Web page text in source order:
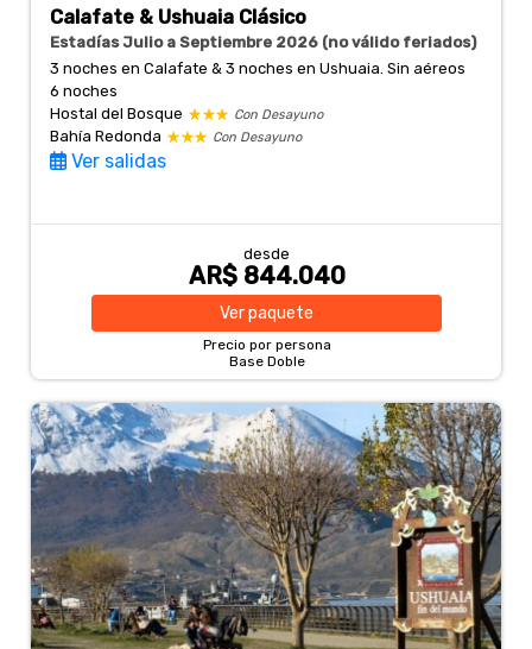
Calafate & Ushuaia Clásico
Estadías Julio a Septiembre 2026 (no válido feriados)
3 noches en Calafate & 3 noches en Ushuaia. Sin aéreos
6 noches
Hostal del Bosque
Con Desayuno
Bahía Redonda Con Desayuno
Ver salidas
desde
AR$ 844.040
Verpaquete
Precio por persona
Base Doble